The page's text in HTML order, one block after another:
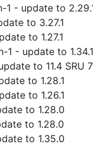
1 - update to
to 3.27.1
to 1.27.1
1 - update to 1.34.1
to 11.4 SRU
to 1.28.1
to 1.26.1
to 1.28.0
to 1.28.0
to 1.35.0